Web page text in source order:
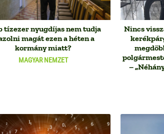
MAGYAR NEMZET
tízezer nyugdíjas nem tudja
magát ezen a héten a
kormány miatt?
Nincs
–